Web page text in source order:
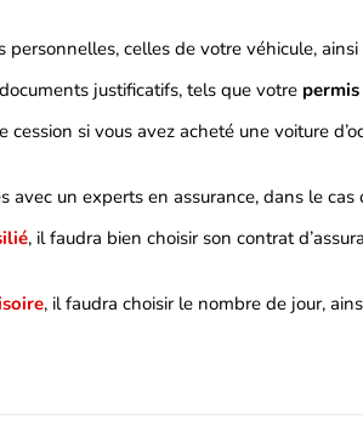
celles de votre véhicule,
justificatifs, tels que votre
si vous avez acheté une voiture
avec un experts en assurance, dans le cas
, il faudra bien choisir son contrat
, il faudra choisir le nombre de jour,